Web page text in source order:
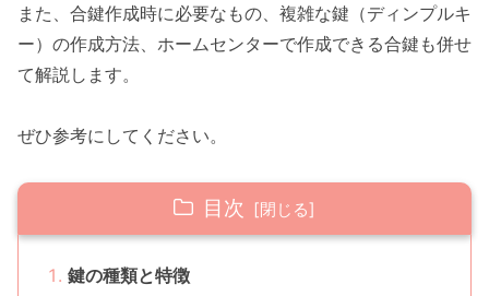
また、合鍵作成時に必要なもの、複雑な鍵（ディンプルキ
ー）の作成方法、ホームセンターで作成できる合鍵も併せ
て解説します。
ぜひ参考にしてください。
目次
鍵の種類と特徴